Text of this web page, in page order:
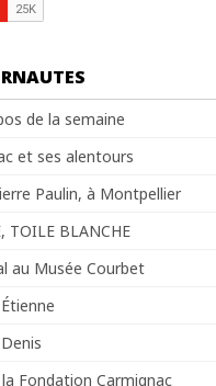
de la semaine
et ses alentours
Paulin, à Montpellier
TOILE BLANCHE
au Musée Courbet
Fondation Carmignac